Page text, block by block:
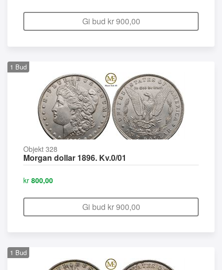
Gi bud kr900,00
1 Bud
Objekt 328
Morgan dollar 1896. Kv.0/01
kr 800,00
Gi bud kr900,00
1 Bud